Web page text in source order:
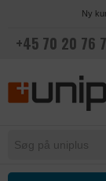
Ny
+45 70 20 76